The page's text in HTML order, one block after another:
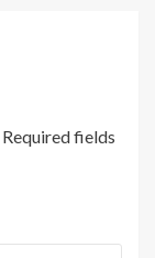
Required fields